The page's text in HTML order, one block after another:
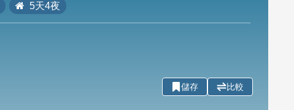
5天4夜
儲存 比較